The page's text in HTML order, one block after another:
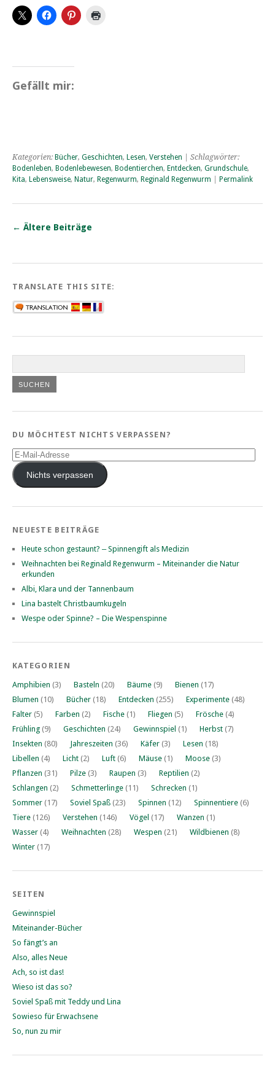
Gefällt mir:
Kategorien: Bücher, Geschichten, Lesen, Verstehen | Schlagwörter:
Bodenleben, Bodenlebewesen, Bodentierchen, Entdecken, Grundschule,
Kita, Lebensweise, Natur, Regenwurm, Reginald Regenwurm Permalink
← Ältere Beiträge
TRANSLATE THIS SITE:
DU MÖCHTEST NICHTS VERPASSEN?
E-
Mail-
AdresseNichts verpassen
NEUESTE BEITRÄGE
Heute schon gestaunt? ‒ Spinnengift als Medizin
Weihnachten bei Reginald Regenwurm – Miteinander die Natur
erkunden
Albi, Klara und der Tannenbaum
Lina bastelt Christbaumkugeln
Wespe oder Spinne? – Die Wespenspinne
KATEGORIEN
Amphibien (3) Basteln (20) Bäume (9) Bienen (17)
Blumen (10) Bücher (18) Entdecken (255) Experimente (48)
Falter (5) Farben (2) Fische (1) Fliegen (5) Frösche (4)
Frühling (9) Geschichten (24) Gewinnspiel (1) Herbst (7)
Insekten (80) Jahreszeiten (36) Käfer (3) Lesen (18)
Libellen (4) Licht (2) Luft (6) Mäuse (1) Moose (3)
Pflanzen (31) Pilze (3) Raupen (3) Reptilien (2)
Schlangen (2) Schmetterlinge (11) Schrecken (1)
Sommer (17) Soviel Spaß (23) Spinnen (12) Spinnentiere (6)
Tiere (126) Verstehen (146) Vögel (17) Wanzen (1)
Wasser (4) Weihnachten (28) Wespen (21) Wildbienen (8)
Winter (17)
SEITEN
Gewinnspiel
Miteinander-Bücher
So fängt’s an
Also, alles Neue
Ach, so ist das!
Wieso ist das so?
Soviel Spaß mit Teddy und Lina
Sowieso für Erwachsene
So, nun zu mir